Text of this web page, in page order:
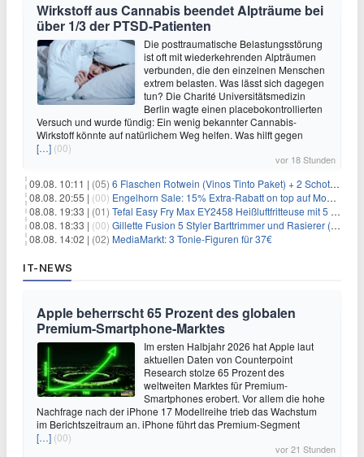
Wirkstoff aus Cannabis beendet Alpträume bei
über 1/3 der PTSD-Patienten
Die posttraumatische Belastungsstörung
ist oft mit wiederkehrenden Alpträumen
verbunden, die den einzelnen Menschen
extrem belasten. Was lässt sich dagegen
tun? Die Charité Universitätsmedizin
Berlin wagte einen placebokontrollierten
Versuch und wurde fündig: Ein wenig bekannter Cannabis-
Wirkstoff könnte auf natürlichem Weg helfen. Was hilft gegen
[…] (00)
vor 18 Stunden
09.08. 10:11 | (05) 6 Flaschen Rotwein (Vinos Tinto Paket) + 2 Schott Zwiesel Gläser für 25,99€ inkl. Versand
08.08. 20:55 | (00) Engelhorn Sale: 15% Extra-Rabatt on top auf Mode- und Sport-Artikel
08.08. 19:33 | (01) Tefal Easy Fry Max EY2458 Heißluftfritteuse mit 5 Litern für 64,99€
08.08. 18:33 | (00) Gillette Fusion 5 Styler Barttrimmer und Rasierer (All in One) für 16€
08.08. 14:02 | (02) MediaMarkt: 3 Tonie-Figuren für 37€
IT-NEWS
Apple beherrscht 65 Prozent des globalen
Premium-Smartphone-Marktes
Im ersten Halbjahr 2026 hat Apple laut
aktuellen Daten von Counterpoint
Research stolze 65 Prozent des
weltweiten Marktes für Premium-
Smartphones erobert. Vor allem die hohe
Nachfrage nach der iPhone 17 Modellreihe trieb das Wachstum
im Berichtszeitraum an. iPhone führt das Premium-Segment
[…] (00)
vor 21 Stunden